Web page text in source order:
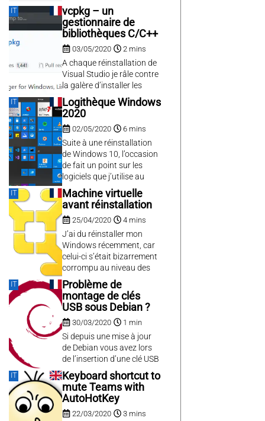
software! It is mainly
maintenance releases,
merely to test my new
vcpkg / visual studio 2019
installation, and aggregate
the small bugfixes, small
features of previous
commits. See the full
changelog for details on
GitHub and grab...
IT
vcpkg – un
gestionnaire de
bibliothèques C/C++
03/05/2020 2 mins
A chaque réinstallation de
Visual Studio je râle contre
la galère d’installer les
différentes dépendances
de compilation de mes
projets, surtout une fois
qu’on a goûté sur d’autres
OS ou dans d’autres
langages à des
gestionnaires de packages
comme sous linux, ou
maven en java, pip en
python, ou npm...
IT
Logithèque Windows
2020
02/05/2020 6 mins
Suite à une réinstallation
de Windows 10, l’occasion
de fait un point sur les
logiciels que j’utilise au
quotidien sous Windows
10 en 2020 :
IT
Machine virtuelle
avant réinstallation
25/04/2020 4 mins
J’ai du réinstaller mon
Windows récemment, car
celui-ci s’était bizarrement
corrompu au niveau des
pilotes réseau et toute
nouvelle installation de
drivers plantait,
supprimant ainsi petit à
petit mes interfaces
réseau. Windows 10 est
cependant un OS très
stable par rapport à ses
prédécesseurs, car 5 ans
entre deux réinstallations...
IT
Problème de
montage de clés
USB sous Debian ?
30/03/2020 1 min
Si depuis une mise à jour
de Debian vous avez lors
de l’insertion d’une clé USB
une demande
d’authentification suivi
d’un vilain message “Not
authorized to perform
operation”, le problème
IT
Keyboard shortcut to
mute Teams with
AutoHotKey
22/03/2020 3 mins